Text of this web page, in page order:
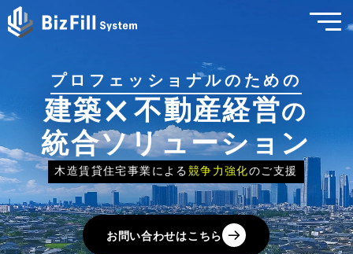
プロフェッショナルのための
建築×不動産経営の
統合ソリューション
木造賃貸住宅事業による競争力強化のご支援
お問い合わせはこちら